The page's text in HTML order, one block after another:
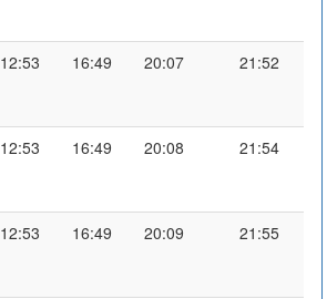
12:53 16:49 20:07 21:52
12:53 16:49 20:08 21:54
12:53 16:49 20:09 21:55